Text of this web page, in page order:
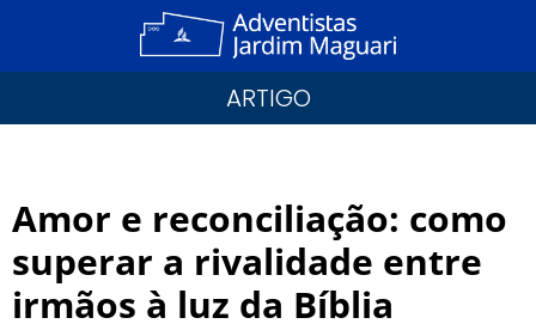
ARTIGO
Amor e reconciliação: como
superar a rivalidade entre
irmãos à luz da Bíblia